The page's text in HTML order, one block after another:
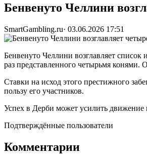
Бенвенуто Челлини
SmartGambling.ru· 03.06.2026 17:51
Бенвенуто Челлини возглавляет
раз представленного четырьмя конями.
Ставки на исход этого престижного
пользу его участников.
Успех в Дерби может усилить движение
Подтверждённые пользователи
Комментарии